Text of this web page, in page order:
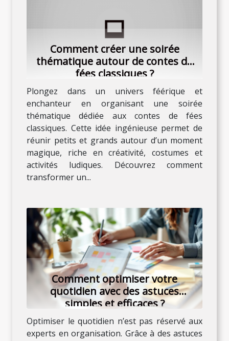
Comment créer une soirée
thématique autour de contes de
fées classiques ?
Plongez dans un univers féérique et
enchanteur en organisant une soirée
thématique dédiée aux contes de fées
classiques. Cette idée ingénieuse permet de
réunir petits et grands autour d’un moment
magique, riche en créativité, costumes et
activités ludiques. Découvrez comment
transformer un...
Comment optimiser votre
quotidien avec des astuces
simples et efficaces ?
Optimiser le quotidien n’est pas réservé aux
experts en organisation. Grâce à des astuces